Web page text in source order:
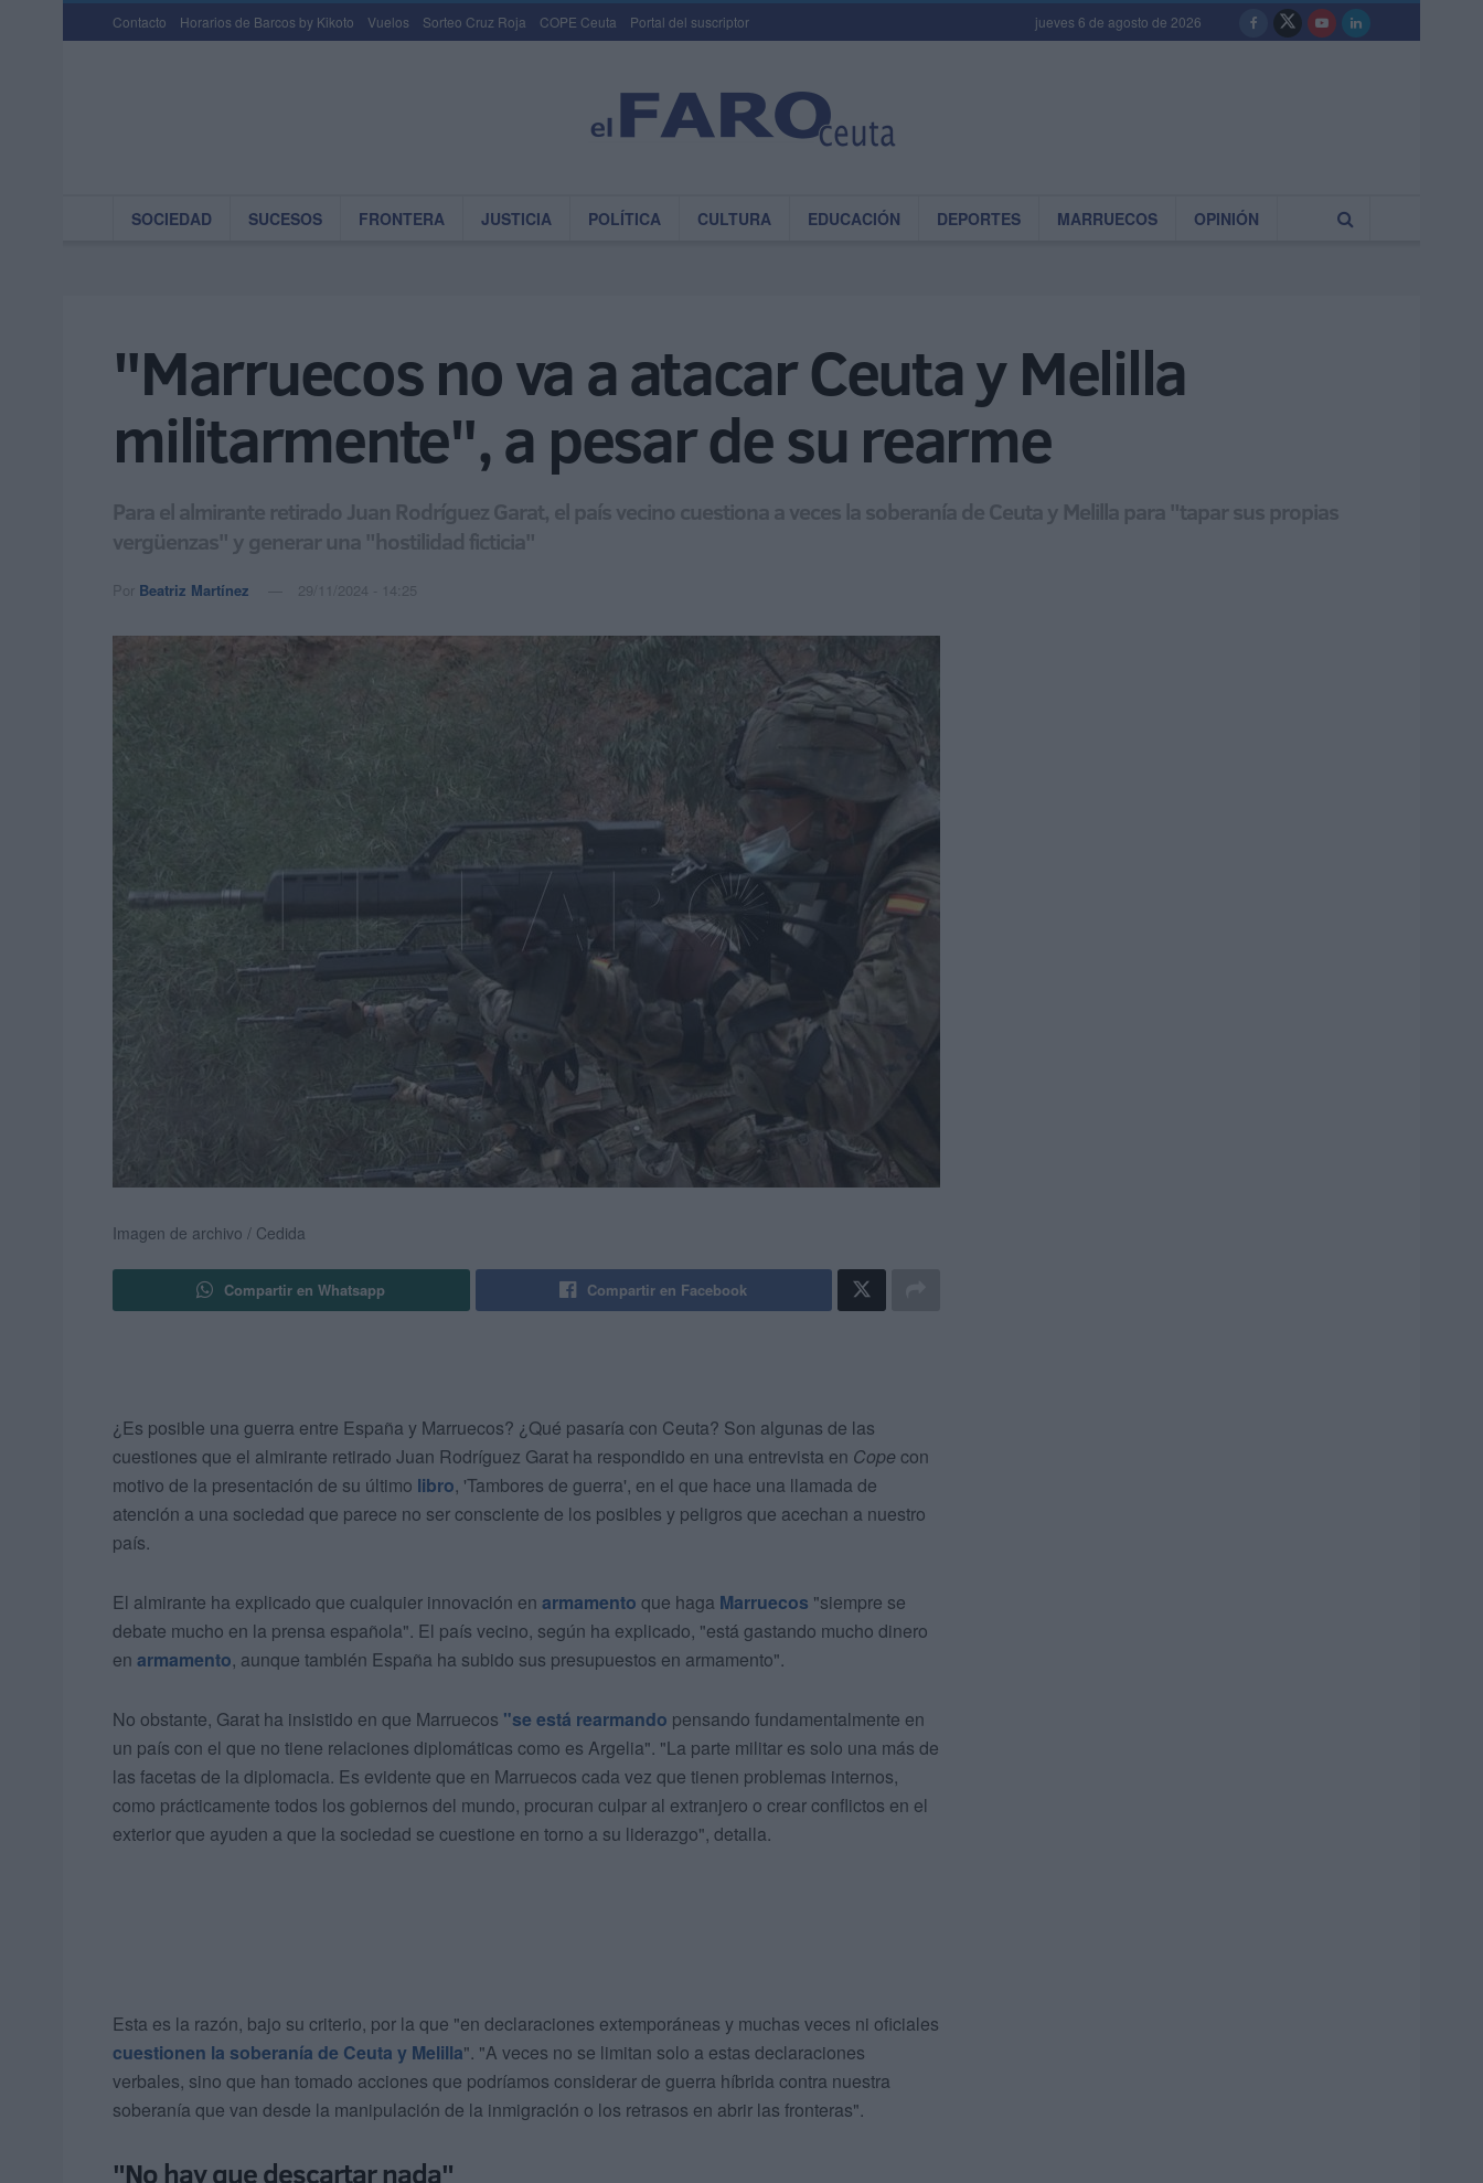
Contacto Horarios de Barcos by Kikoto Vuelos Sorteo Cruz Roja COPE Ceuta Portal del suscriptor jueves 6 de agosto de 2026
SOCIEDAD SUCESOS FRONTERA JUSTICIA POLÍTICA CULTURA EDUCACIÓN DEPORTES MARRUECOS OPINIÓN
"Marruecos no va a atacar Ceuta y Melilla
militarmente", a pesar de su rearme
Para el almirante retirado Juan Rodríguez Garat, el país vecino cuestiona a veces la soberanía de Ceuta y Melilla para "tapar sus propias
vergüenzas" y generar una "hostilidad ficticia"
Por Beatriz Martínez 29/11/2024 - 14:25
Imagen de archivo / Cedida
Compartir en Whatsapp Compartir en Facebook
¿Es posible una guerra entre España y Marruecos? ¿Qué pasaría con Ceuta? Son algunas de las
cuestiones que el almirante retirado Juan Rodríguez Garat ha respondido en una entrevista en Cope con
motivo de la presentación de su último libro, 'Tambores de guerra', en el que hace una llamada de
atención a una sociedad que parece no ser consciente de los posibles y peligros que acechan a nuestro
país.
El almirante ha explicado que cualquier innovación en armamento que haga Marruecos "siempre se
debate mucho en la prensa española". El país vecino, según ha explicado, "está gastando mucho dinero
en armamento, aunque también España ha subido sus presupuestos en armamento".
No obstante, Garat ha insistido en que Marruecos "se está rearmando pensando fundamentalmente en
un país con el que no tiene relaciones diplomáticas como es Argelia". "La parte militar es solo una más de
las facetas de la diplomacia. Es evidente que en Marruecos cada vez que tienen problemas internos,
como prácticamente todos los gobiernos del mundo, procuran culpar al extranjero o crear conflictos en el
exterior que ayuden a que la sociedad se cuestione en torno a su liderazgo", detalla.
Esta es la razón, bajo su criterio, por la que "en declaraciones extemporáneas y muchas veces ni oficiales
cuestionen la soberanía de Ceuta y Melilla". "A veces no se limitan solo a estas declaraciones
verbales, sino que han tomado acciones que podríamos considerar de guerra híbrida contra nuestra
soberanía que van desde la manipulación de la inmigración o los retrasos en abrir las fronteras".
"No hay que descartar nada"